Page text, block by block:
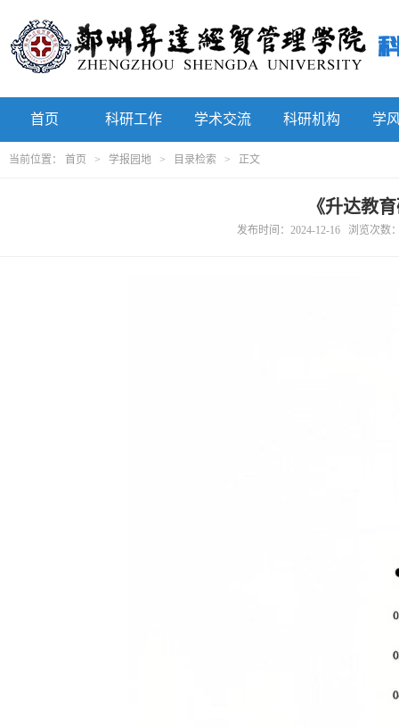
首页 科研工作 学术交流 科研机构 学
当前位置： 首页 > 学报园地 > 目录检索 > 正文
《升达教
发布时间：2024-12-16 浏览次数